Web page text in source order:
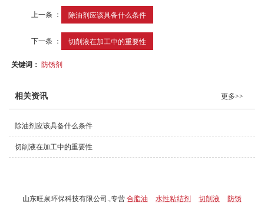
上一条 ： 除油剂应该具备什么条件
下一条 ： 切削液在加工中的重要性
关键词：防锈剂
相关资讯 更多>>
除油剂应该具备什么条件
切削液在加工中的重要性
山东旺泉环保科技有限公司.,专营 合脂油 水性粘结剂 切削液
防锈